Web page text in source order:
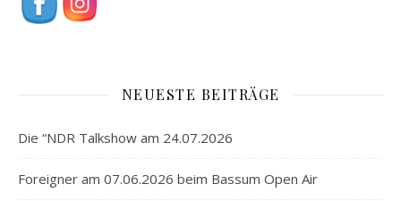
NEUESTE BEITRÄGE
Die “NDR Talkshow am 24.07.2026
Foreigner am 07.06.2026 beim Bassum Open Air